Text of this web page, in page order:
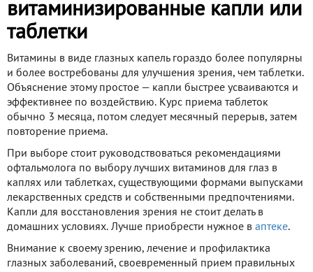
витаминизированные капли или
таблетки
Витамины в виде глазных капель гораздо более популярны
и более востребованы для улучшения зрения, чем таблетки.
Объяснение этому простое — капли быстрее усваиваются и
эффективнее по воздействию. Курс приема таблеток
обычно 3 месяца, потом следует месячный перерыв, затем
повторение приема.
При выборе стоит руководствоваться рекомендациями
офтальмолога по выбору лучших витаминов для глаз в
каплях или таблетках, существующими формами выпусками
лекарственных средств и собственными предпочтениями.
Капли для восстановления зрения не стоит делать в
домашних условиях. Лучше приобрести нужное в аптеке.
Внимание к своему зрению, лечение и профилактика
глазных заболеваний, своевременный прием правильных